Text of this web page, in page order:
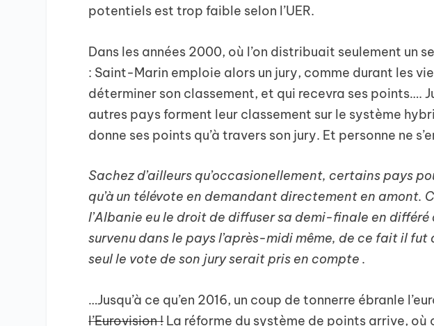
potentiels est trop faible selon l’UER.
Dans les années 2000, où l’on distribuait seulement un
: Saint-Marin emploie alors un jury, comme durant les
déterminer son classement, et qui recevra ses points….
autres pays forment leur classement sur le système
donne ses points qu’à travers son jury. Et personne ne
Sachez d’ailleurs qu’occasionellement, certains pays
qu’à un télévote en demandant directement en amont.
l’Albanie eu le droit de diffuser sa demi-finale en différé
survenu dans le pays l’après-midi même, de ce fait il
seul le vote de son jury serait pris en compte .
…Jusqu’à ce qu’en 2016, un coup de tonnerre ébranle
l’Eurovision !La réforme du système de points arrive,